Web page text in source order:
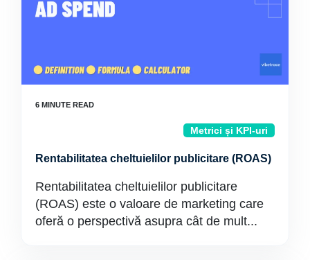
Metrici și KPI-uri
Rentabilitatea cheltuielilor publicitare (ROAS)
Rentabilitatea cheltuielilor publicitare
(ROAS) este o valoare de marketing care
oferă o perspectivă asupra cât de mult...